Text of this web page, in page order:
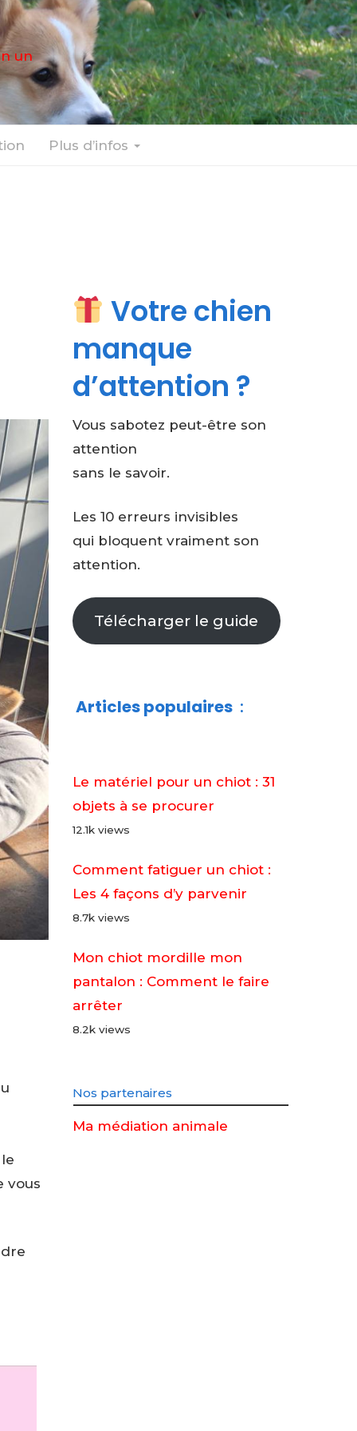
un
Plus d’infos
vous
Votre chien
manque
d’attention ?
Vous sabotez peut-être son
attention
sans le savoir.
Les 10 erreurs invisibles
qui bloquent vraiment son
attention.
Télécharger le guide
Articles populaires :
Le matériel pour un chiot : 31
objets à se procurer
12.1k views
Comment fatiguer un chiot :
Les 4 façons d’y parvenir
8.7k views
Mon chiot mordille mon
pantalon : Comment le faire
arrêter
8.2k views
Nos partenaires
Ma médiation animale